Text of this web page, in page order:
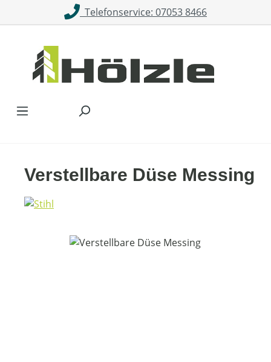
Zum Hauptinhalt springenTelefonservice: 07053 8466
Verstellbare Düse Messing
Bildergalerie überspringen